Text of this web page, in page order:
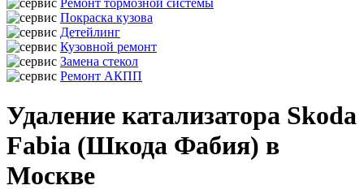
Ремонт тормозной системы
Покраска кузова
Детейлинг
Кузовной ремонт
Замена стекол
Ремонт АКПП
Удаление катализатора Skoda
Fabia (Шкода Фабия) в
Москве